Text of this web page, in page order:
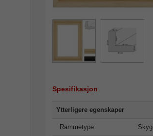
Spesifikasjon
Ytterligere egenskaper
Rammetype: